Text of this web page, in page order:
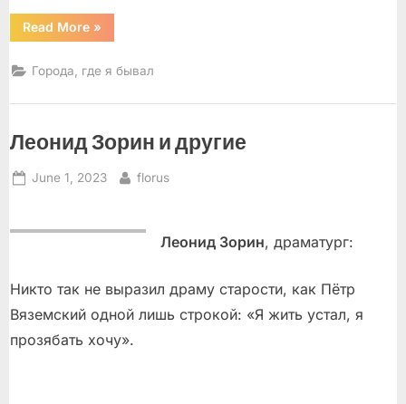
Read More“Эверглейдс-
Сити.
город
на
острове”
»
Города, где я бывал
Леонид Зорин и другие
Posted
June 1, 2023 By
florus
Леонид Зорин, драматург:
Никто так не выразил драму старости, как Пётр
Вяземский одной лишь строкой: «Я жить устал, я
прозябать хочу».